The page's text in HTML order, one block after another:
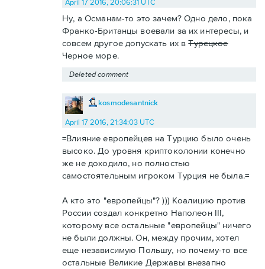
April 17 2016, 20:06:31 UTC
Ну, а Османам-то это зачем? Одно дело, пока
Франко-Британцы воевали за их интересы, и
совсем другое допускать их вТурецкое
Черное море.
Deleted comment
kosmodesantnick
April 17 2016, 21:34:03 UTC
=Влияние европейцев на Турцию было очень
высоко. До уровня криптоколонии конечно
же не доходило, но полностью
самостоятельным игроком Турция не была.=
А кто это "европейцы"? ))) Коалицию против
России создал конкретно Наполеон III,
которому все остальные "европейцы" ничего
не были должны. Он, между прочим, хотел
еще независимую Польшу, но почему-то все
остальные Великие Державы внезапно